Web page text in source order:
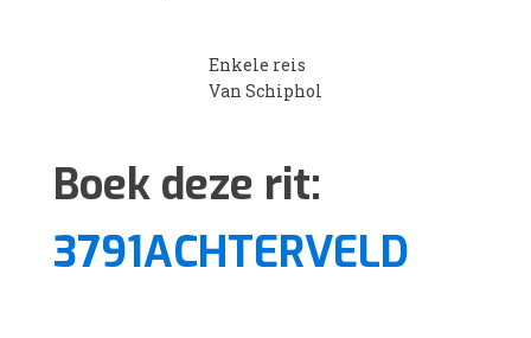
Enkele reis
Van Schiphol
Boek deze rit:
3791ACHTERVELD